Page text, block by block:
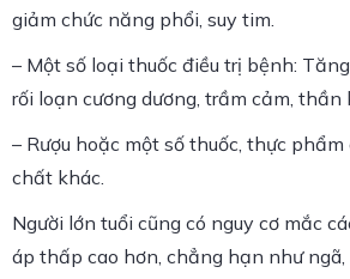
giảm chức năng phổi, suy tim.
– Một số loại thuốc điều trị bệnh:
rối loạn cương dương, trầm cảm, thần
– Rượu hoặc một số thuốc, thực
chất khác.
Người lớn tuổi cũng có nguy cơ mắc
áp thấp cao hơn, chẳng hạn như